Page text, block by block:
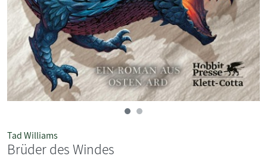
Tad Williams
Brüder des Windes